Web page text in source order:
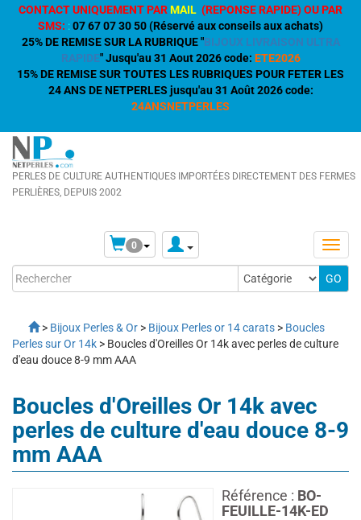
CONTACT UNIQUEMENT PARMAIL (REPONSE RAPIDE) OU PAR
SMS: :07 67 07 30 50 (Réservé aux conseils aux achats)
25% DE REMISE SUR LA RUBRIQUE "BIJOUX LIVRAISON ULTRA
RAPIDE" Jusqu'au 31 Aout 2026 code: ETE2026
15% DE REMISE SUR TOUTES LES RUBRIQUES POUR FETER LES
24 ANS DE NETPERLES jusqu'au 31 Août 2026 code:
24ANSNETPERLES
PERLES DE CULTURE AUTHENTIQUES IMPORTÉES DIRECTEMENT DES FERMES
PERLIÈRES, DEPUIS 2002
0
> Bijoux Perles & Or > Bijoux Perles or 14 carats > Boucles
Perles sur Or 14k > Boucles d'Oreilles Or 14k avec perles de culture
d'eau douce 8-9 mm AAA
Boucles d'Oreilles Or 14k avec
perles de culture d'eau douce 8-9
mm AAA
Référence : BO-
FEUILLE-14K-ED